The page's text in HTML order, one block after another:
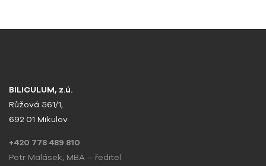
BILICULUM, z.ú.
Růžová 561/1,
692 01 Mikulov
+420 778 489 810
Petr Malásek, MBA – ředitel